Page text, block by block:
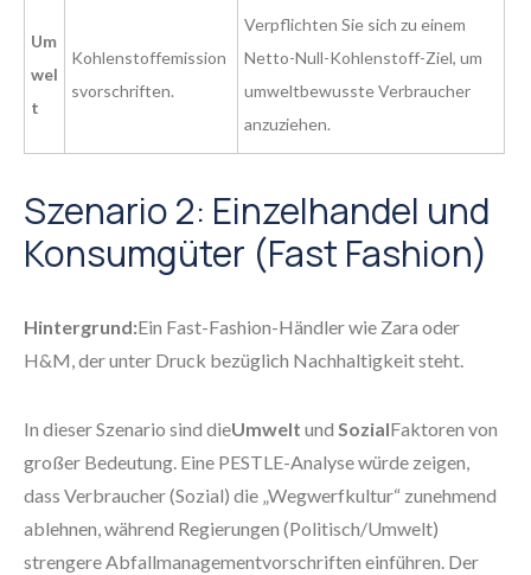
Um
wel
t
Kohlenstoffemission
svorschriften.
Verpflichten Sie sich zu einem
Netto-Null-Kohlenstoff-Ziel, um
umweltbewusste Verbraucher
anzuziehen.
Szenario 2: Einzelhandel und
Konsumgüter (Fast Fashion)
Hintergrund:Ein Fast-Fashion-Händler wie Zara oder
H&M, der unter Druck bezüglich Nachhaltigkeit steht.
In dieser Szenario sind dieUmwelt und SozialFaktoren von
großer Bedeutung. Eine PESTLE-Analyse würde zeigen,
dass Verbraucher (Sozial) die „Wegwerfkultur“ zunehmend
ablehnen, während Regierungen (Politisch/Umwelt)
strengere Abfallmanagementvorschriften einführen. Der